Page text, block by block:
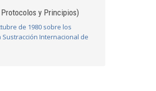
y Principios)
de 1980 sobre los
Sustracción Internacional de